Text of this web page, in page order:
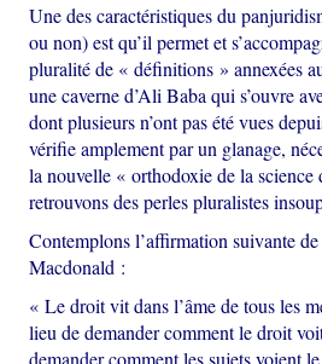
Une des caractéristiques du
ou non) est qu’il permet et
pluralité de « définitions » annexées
une caverne d’Ali Baba qui s’ouvre
dont plusieurs n’ont pas été vues
vérifie amplement par un glanage,
la nouvelle « orthodoxie de la
retrouvons des perles pluralistes
Contemplons l’affirmation suivante
Macdonald :
« Le droit vit dans l’âme de tous les
lieu de demander comment le droit
demander comment les sujets voient